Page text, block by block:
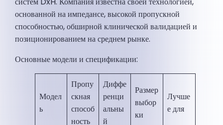
основанной на импедансе, высокой пропускной
способностью, обширной клинической валидацией и
позиционированием на среднем рынке.
Основные модели и спецификации:
Модел
ь
Пропу
скная
способ
ность
Диффе
ренци
альны
й
Размер
выбор
ки
Лучше
е для